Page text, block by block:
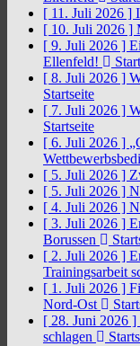
[ 11. Juli 2026 ]
[ 10. Juli 2026 ]
[ 9. Juli 2026 ]
Ellenfeld!
[ 8. Juli 2026 ]
Startseite
[ 7. Juli 2026 ]
Startseite
[ 6. Juli 2026 ]
[ 5. Juli 2026 ]
[ 5. Juli 2026 ]
[ 4. Juli 2026 ]
[ 3. Juli 2026 ]
Borussen
[ 2. Juli 2026 ]
Trainingsarbeit
[ 1. Juli 2026 ]
Nord-Ost
[ 28. Juni 2026 ]
schlagen